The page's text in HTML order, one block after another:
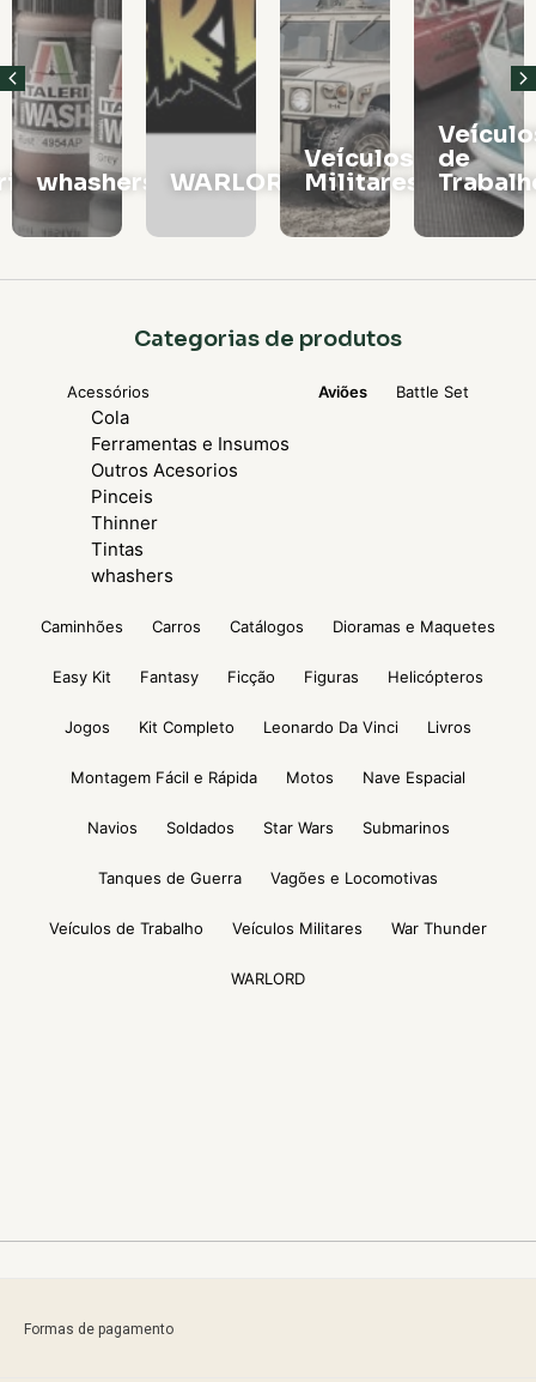
WARLORD Militares
Veículos
de
Trabalho
Vagões
e
Categorias de produtos
Acessórios
Cola
Ferramentas e Insumos
Outros Acesorios
Pinceis
Thinner
Tintas
whashers
Aviões Battle Set
Caminhões Carros Catálogos Dioramas e Maquetes
Easy Kit Fantasy Ficção Figuras Helicópteros
Jogos Kit Completo Leonardo Da Vinci Livros
Montagem Fácil e Rápida Motos Nave Espacial
Navios Soldados Star Wars Submarinos
Tanques de Guerra Vagões e Locomotivas
Veículos de Trabalho Veículos Militares War Thunder
WARLORD
Formas de pagamento